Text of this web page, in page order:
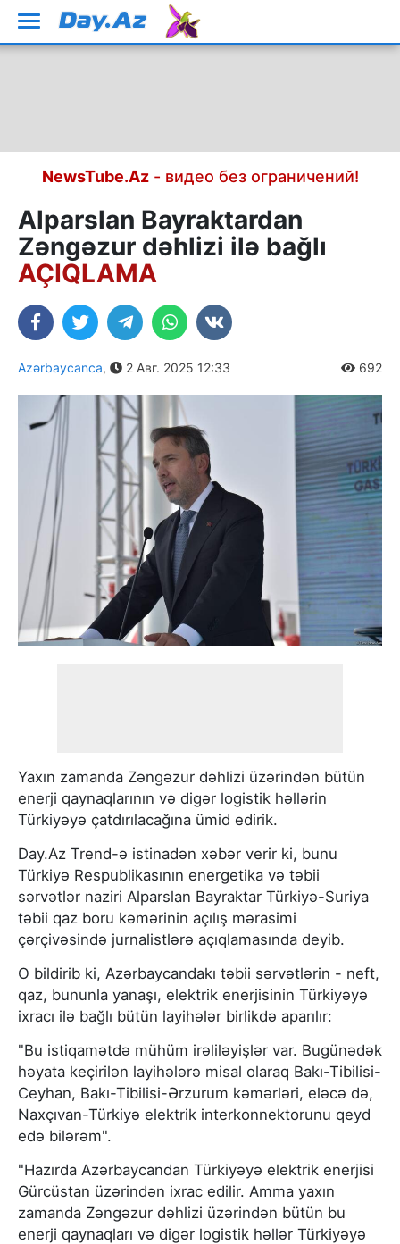
NewsTube.Az- видео без ограничений!
Alparslan Bayraktardan
Zəngəzur dəhlizi ilə bağlı
AÇIQLAMA
Azərbaycanca, 2 Авг. 2025 12:33 692
Yaxın zamanda Zəngəzur dəhlizi üzərindən bütün
enerji qaynaqlarının və digər logistik həllərin
Türkiyəyə çatdırılacağına ümid edirik.
Day.Az Trend-ə istinadən xəbər verir ki, bunu
Türkiyə Respublikasının energetika və təbii
sərvətlər naziri Alparslan Bayraktar Türkiyə-Suriya
təbii qaz boru kəmərinin açılış mərasimi
çərçivəsində jurnalistlərə açıqlamasında deyib.
O bildirib ki, Azərbaycandakı təbii sərvətlərin - neft,
qaz, bununla yanaşı, elektrik enerjisinin Türkiyəyə
ixracı ilə bağlı bütün layihələr birlikdə aparılır:
"Bu istiqamətdə mühüm irəliləyişlər var. Bugünədək
həyata keçirilən layihələrə misal olaraq Bakı-Tibilisi-
Ceyhan, Bakı-Tibilisi-Ərzurum kəmərləri, eləcə də,
Naxçıvan-Türkiyə elektrik interkonnektorunu qeyd
edə bilərəm".
"Hazırda Azərbaycandan Türkiyəyə elektrik enerjisi
Gürcüstan üzərindən ixrac edilir. Amma yaxın
zamanda Zəngəzur dəhlizi üzərindən bütün bu
enerji qaynaqları və digər logistik həllər Türkiyəyə